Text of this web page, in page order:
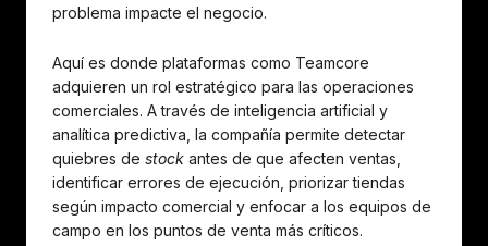
problema impacte el negocio.
Aquí es donde plataformas como Teamcore
adquieren un rol estratégico para las operaciones
comerciales. A través de inteligencia artificial y
analítica predictiva, la compañía permite detectar
quiebres de stock antes de que afecten ventas,
identificar errores de ejecución, priorizar tiendas
según impacto comercial y enfocar a los equipos de
campo en los puntos de venta más críticos.